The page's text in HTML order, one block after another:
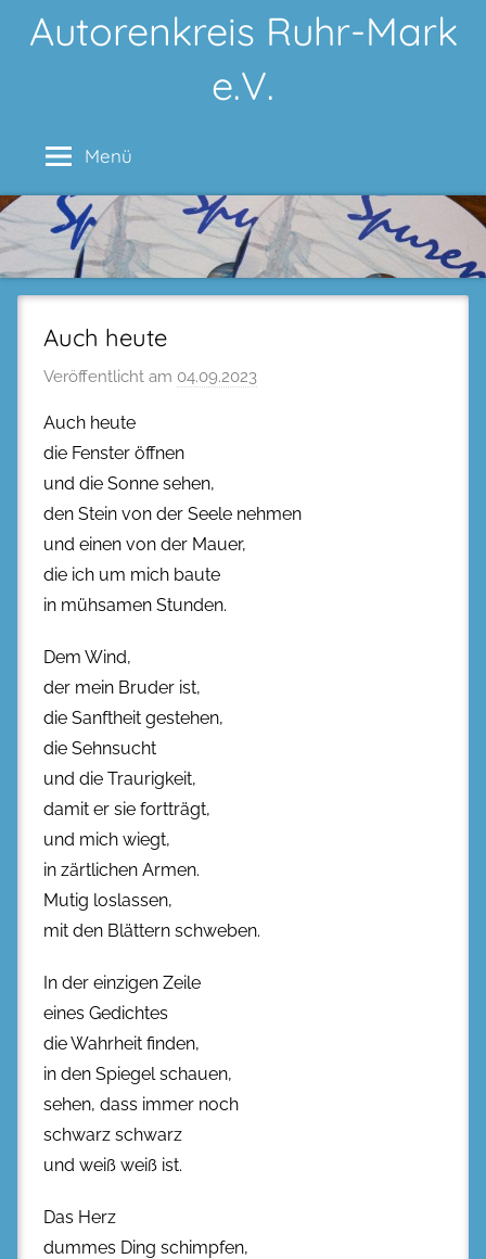
InhaltAutorenkreis Ruhr-Mark
e.V.
Menü
Auch heute
Veröffentlicht am 04.09.2023
Auch heute
die Fenster öffnen
und die Sonne sehen,
den Stein von der Seele nehmen
und einen von der Mauer,
die ich um mich baute
in mühsamen Stunden.
Dem Wind,
der mein Bruder ist,
die Sanftheit gestehen,
die Sehnsucht
und die Traurigkeit,
damit er sie fortträgt,
und mich wiegt,
in zärtlichen Armen.
Mutig loslassen,
mit den Blättern schweben.
In der einzigen Zeile
eines Gedichtes
die Wahrheit finden,
in den Spiegel schauen,
sehen, dass immer noch
schwarz schwarz
und weiß weiß ist.
Das Herz
dummes Ding schimpfen,